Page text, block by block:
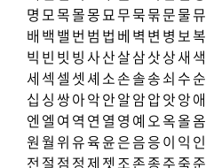
명 모목몰몽묘무묵묶문물뮤
배 백 밸 번 범 법 베 벽 변 병 보복
빅 빈 빗 빙사산살삼삿상새 색
세 섹 셀 셋셰 소손솔송쇠수순
십 싱 쌍아악안알암압앗앙애
엔 엘 여 역 연 열 영 예 오옥올옴
원월 위유육윤은음응이 익 인
전 절 점 정 제 젯 조존종주죽준